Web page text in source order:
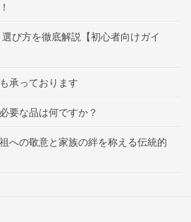
び方を徹底解説【初心者向けガイ
承っております
要な品は何ですか？
への敬意と家族の絆を称える伝統的